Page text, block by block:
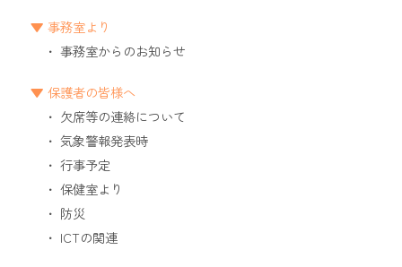
事務室より
事務室からのお知らせ
保護者の皆様へ
欠席等の連絡について
気象警報発表時
行事予定
保健室より
防災
ICTの関連